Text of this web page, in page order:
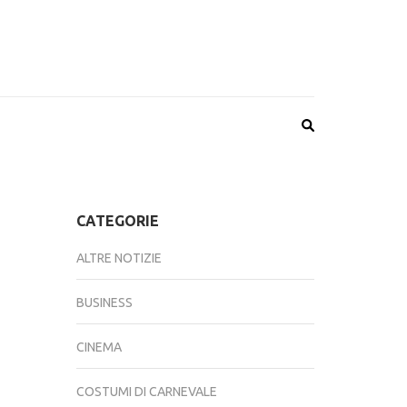
CATEGORIE
ALTRE NOTIZIE
BUSINESS
CINEMA
COSTUMI DI CARNEVALE